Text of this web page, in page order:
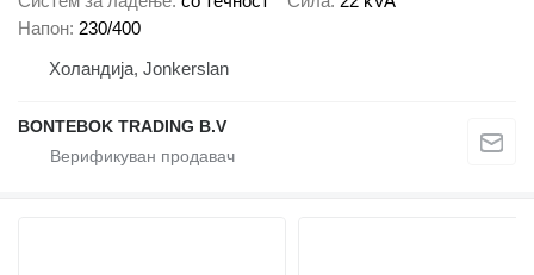
Напон 230/400
Холандија, Jonkerslan
BONTEBOK TRADING B.V